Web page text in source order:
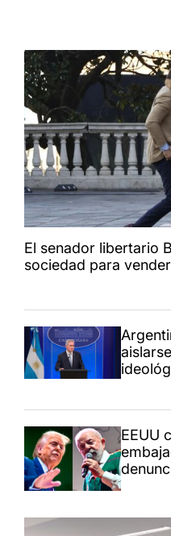
El senador libertario
sociedad para
EEUU